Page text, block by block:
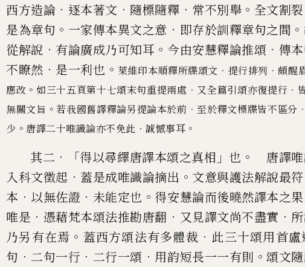
西方造論 ． 逐本著文 ． 隨標隨釋 ． 常不別舉 。 全文割裂
是為章句 。 一家傳本異文之意 ． 即存於訓釋章句之間 。
從解說 ． 有論廣成乃可知耳 。 今由安慧釋論推頌 ． 傳
不瞭然 ． 是一利也 。 萊維印本順釋所牒頌文 ． 提行排列 ．頗醒
應改 。 如三十五頁第十七頌末句重提兩處 ． 又全篇引頌亦復提行 ．
無關文旨 。若我國舊譯釋論另提論本於前 ．至於釋文標牒皆不區分 ．
少 。 唐譯二十唯識論亦不免此 ． 誠憾事耳 。
其二 ．「得以尋繹唐譯本頌之真相 」也 。 唐譯唯
入科文徵起 ． 蓋是成唯識論摘出 。 文意與護法解說最符
本 ． 以無佐證 ． 未能定也 。 得安慧論而後曉然譯本之
唯是 ． 憑藉梵本頌法推勘唐翻 ． 又見譯文尚不盡實 ．
乃另有在焉 。 蓋西方頌法有多體裁 ． 此三十頌用首盧
句 ． 二句一行 ． 二行一頌 ． 用韵短長一一有則 。頌文